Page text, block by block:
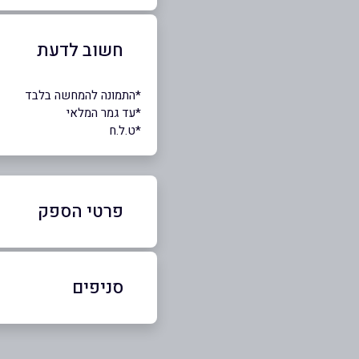
חשוב לדעת
*התמונה להמחשה בלבד
*עד גמר המלאי
*ט.ל.ח
פרטי הספק
050-6477827
באתר
סניפים